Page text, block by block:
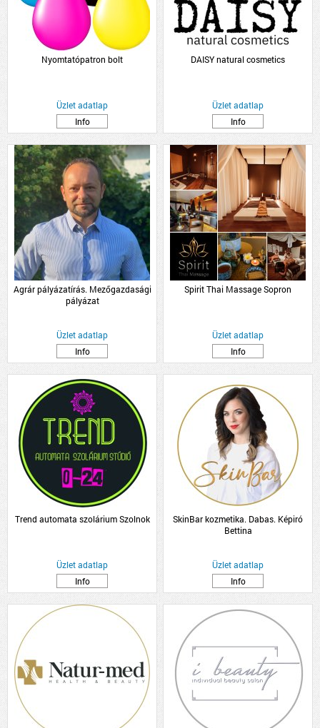
Nyomtatópatron bolt
Üzlet adatlap
Info
DAISY natural cosmetics
Üzlet adatlap
Info
Agrár pályázatírás. Mezőgazdasági
pályázat
Üzlet adatlap
Info
Spirit Thai Massage Sopron
Üzlet adatlap
Info
Trend automata szolárium Szolnok
Üzlet adatlap
Info
SkinBar kozmetika. Dabas. Képiró
Bettina
Üzlet adatlap
Info